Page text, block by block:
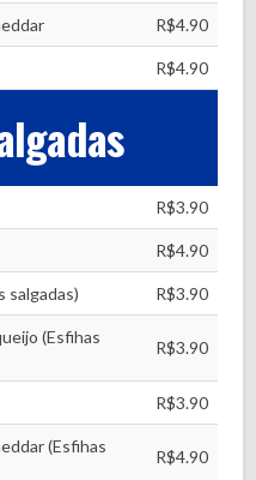
R$4.90
R$4.90
R$3.90
R$4.90
salgadas) R$3.90
(Esfihas
R$3.90
R$3.90
(Esfihas
R$4.90